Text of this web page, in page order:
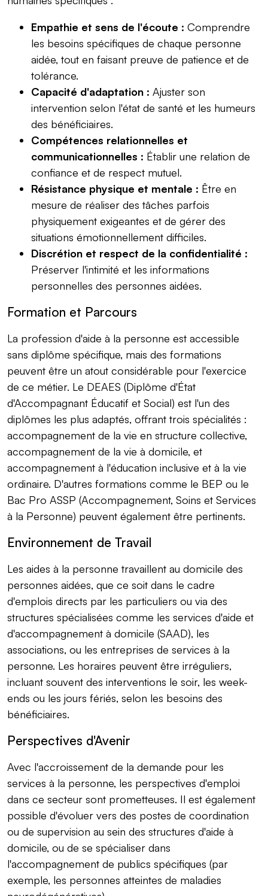
Empathie et sens de l'écoute : Comprendre
les besoins spécifiques de chaque personne
aidée, tout en faisant preuve de patience et de
tolérance.
Capacité d'adaptation : Ajuster son
intervention selon l'état de santé et les humeurs
des bénéficiaires.
Compétences relationnelles et
communicationnelles : Établir une relation de
confiance et de respect mutuel.
Résistance physique et mentale : Être en
mesure de réaliser des tâches parfois
physiquement exigeantes et de gérer des
situations émotionnellement difficiles.
Discrétion et respect de la confidentialité :
Préserver l'intimité et les informations
personnelles des personnes aidées.
Formation et Parcours
La profession d'aide à la personne est accessible
sans diplôme spécifique, mais des formations
peuvent être un atout considérable pour l'exercice
de ce métier. Le DEAES (Diplôme d'État
d'Accompagnant Éducatif et Social) est l'un des
diplômes les plus adaptés, offrant trois spécialités :
accompagnement de la vie en structure collective,
accompagnement de la vie à domicile, et
accompagnement à l'éducation inclusive et à la vie
ordinaire. D'autres formations comme le BEP ou le
Bac Pro ASSP (Accompagnement, Soins et Services
à la Personne) peuvent également être pertinents.
Environnement de Travail
Les aides à la personne travaillent au domicile des
personnes aidées, que ce soit dans le cadre
d'emplois directs par les particuliers ou via des
structures spécialisées comme les services d'aide et
d'accompagnement à domicile (SAAD), les
associations, ou les entreprises de services à la
personne. Les horaires peuvent être irréguliers,
incluant souvent des interventions le soir, les week-
ends ou les jours fériés, selon les besoins des
bénéficiaires.
Perspectives d'Avenir
Avec l'accroissement de la demande pour les
services à la personne, les perspectives d'emploi
dans ce secteur sont prometteuses. Il est également
possible d'évoluer vers des postes de coordination
ou de supervision au sein des structures d'aide à
domicile, ou de se spécialiser dans
l'accompagnement de publics spécifiques (par
exemple, les personnes atteintes de maladies